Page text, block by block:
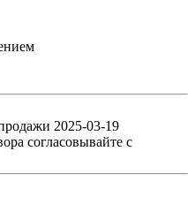
2025-03-19
согласовывайте с